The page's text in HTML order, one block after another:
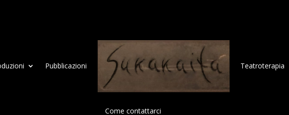
Pubblicazioni Teatroterapia
Come contattarci